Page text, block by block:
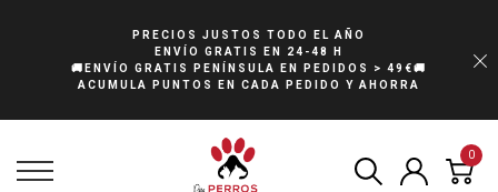
PRECIOS JUSTOS TODO EL AÑO
ENVÍO GRATIS EN 24-48 H
🚚ENVÍO GRATIS PENÍNSULA EN PEDIDOS > 49€🚚
ACUMULA PUNTOS EN CADA PEDIDO Y AHORRA
0